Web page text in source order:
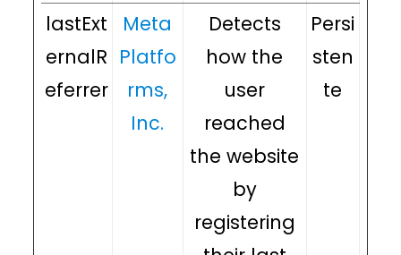
lastExt
ernalR
eferrer
Meta
Platfo
rms,
Inc.
Detects
how the
user
reached
the website
by
registering
Persi
sten
te